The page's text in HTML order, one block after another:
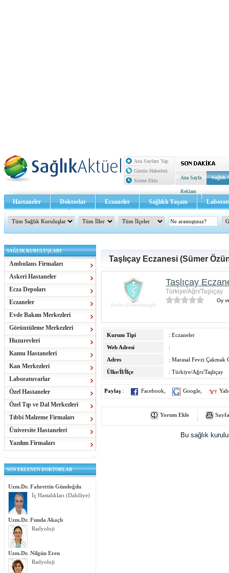
Ana Sayfam Yap
Günün Haberleri
Sitene Ekle
Ana Sayfa Sağlık
Reklam
Hastaneler Doktorlar Eczaneler Sağlıklı Yaşam
Sağlık TV - Video İletişim
SAĞLIK KURULUŞLARI
Ambulans Firmaları
Askeri Hastaneler
Ecza Depoları
Eczaneler
Evde Bakım Merkezleri
Görüntüleme Merkezleri
Huzurevleri
Kamu Hastaneleri
Kan Merkezleri
Laboratuvarlar
Özel Hastaneler
Özel Tıp ve Dal Merkezleri
Tıbbi Malzeme Firmaları
Üniversite Hastaneleri
Yazılım Firmaları
SON EKLENEN DOKTORLAR
Uzm.Dr. Fahrettin Gündoğdu
İç Hastalıkları (Dahiliye)
Uzm.Dr. Funda Akaçlı
Radyoloji
Uzm.Dr. Nilgün Eren
Radyoloji
Taşlıçay Eczanesi (Sümer
Taşlıçay
Türkiye/Ağrı/Taşlıçay
Oy
Kurum Tipi
: Eczaneler
Web Adresi
:
Adres
: Marasal Fevzi Çakmak
Ülke/İl/İlçe
: Türkiye/Ağrı/Taşlıçay
Paylaş : Facebook Google
Yorum Ekle
Bu sağlık